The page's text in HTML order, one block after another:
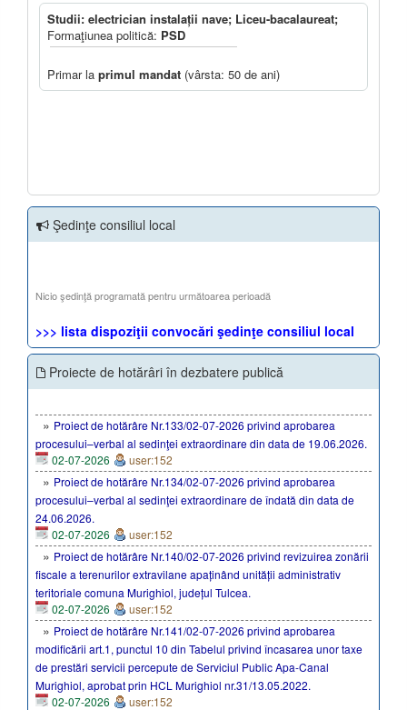
Studii: electrician instalații nave; Liceu-bacalaureat;
Formaţiunea politică: PSD
Primar la primul mandat (vârsta: 50 de ani)
Şedinţe consiliul local
Nicio şedinţă programată pentru următoarea perioadă
>>> lista dispoziţii convocări şedinţe consiliul local
Proiecte de hotărâri în dezbatere publică
» Proiect de hotărâre Nr.133/02-07-2026 privind aprobarea
procesului–verbal al sedinţei extraordinare din data de 19.06.2026.
02-07-2026
user:152
» Proiect de hotărâre Nr.134/02-07-2026 privind aprobarea
procesului–verbal al sedinţei extraordinare de îndată din data de
24.06.2026.
02-07-2026
user:152
» Proiect de hotărâre Nr.140/02-07-2026 privind revizuirea zonării
fiscale a terenurilor extravilane apaținând unității administrativ
teritoriale comuna Murighiol, județul Tulcea.
02-07-2026
user:152
» Proiect de hotărâre Nr.141/02-07-2026 privind aprobarea
modificării art.1, punctul 10 din Tabelul privind încasarea unor taxe
de prestări servicii percepute de Serviciul Public Apa-Canal
Murighiol, aprobat prin HCL Murighiol nr.31/13.05.2022.
02-07-2026
user:152